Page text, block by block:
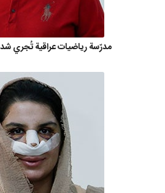
مدرّسة رياضيات عراقية تُجري